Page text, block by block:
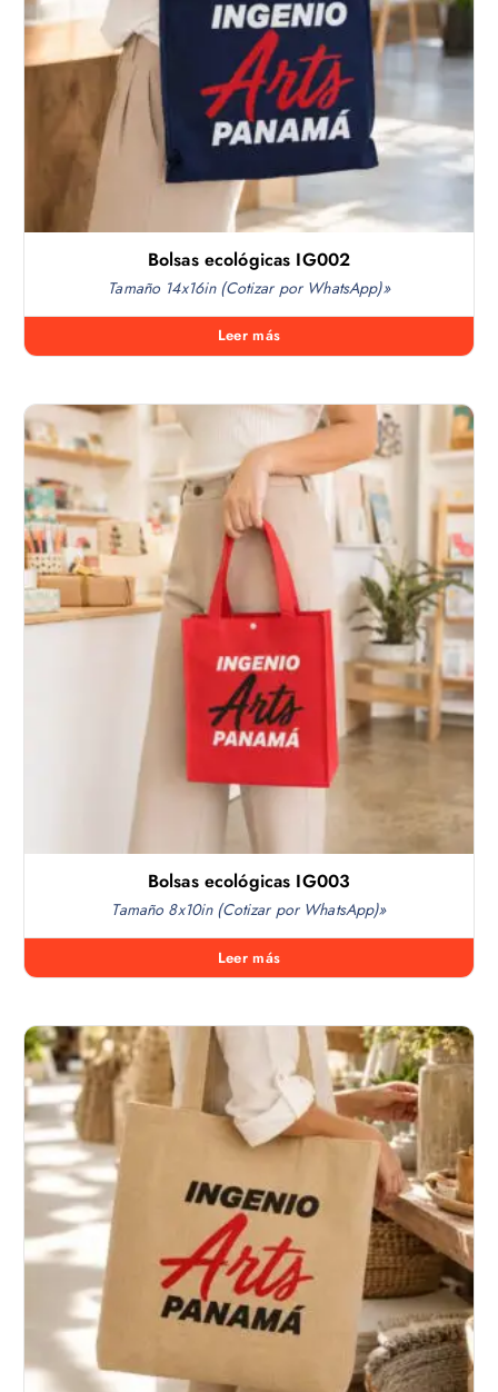
Bolsas ecológicas IG002
Tamaño 14x16in (Cotizar por WhatsApp)»
Leer más
Bolsas ecológicas IG003
Tamaño 8x10in (Cotizar por WhatsApp)»
Leer más